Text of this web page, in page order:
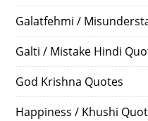
Galatfehmi /
Galti / Mistake Hindi
God Krishna Quotes
Happiness / Khushi